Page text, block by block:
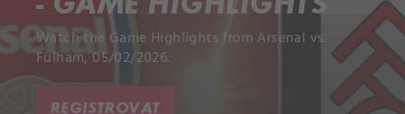
Watch the Game Highlights from Arsenal vs.
Fulham, 05/02/2026.
REGISTROVAT